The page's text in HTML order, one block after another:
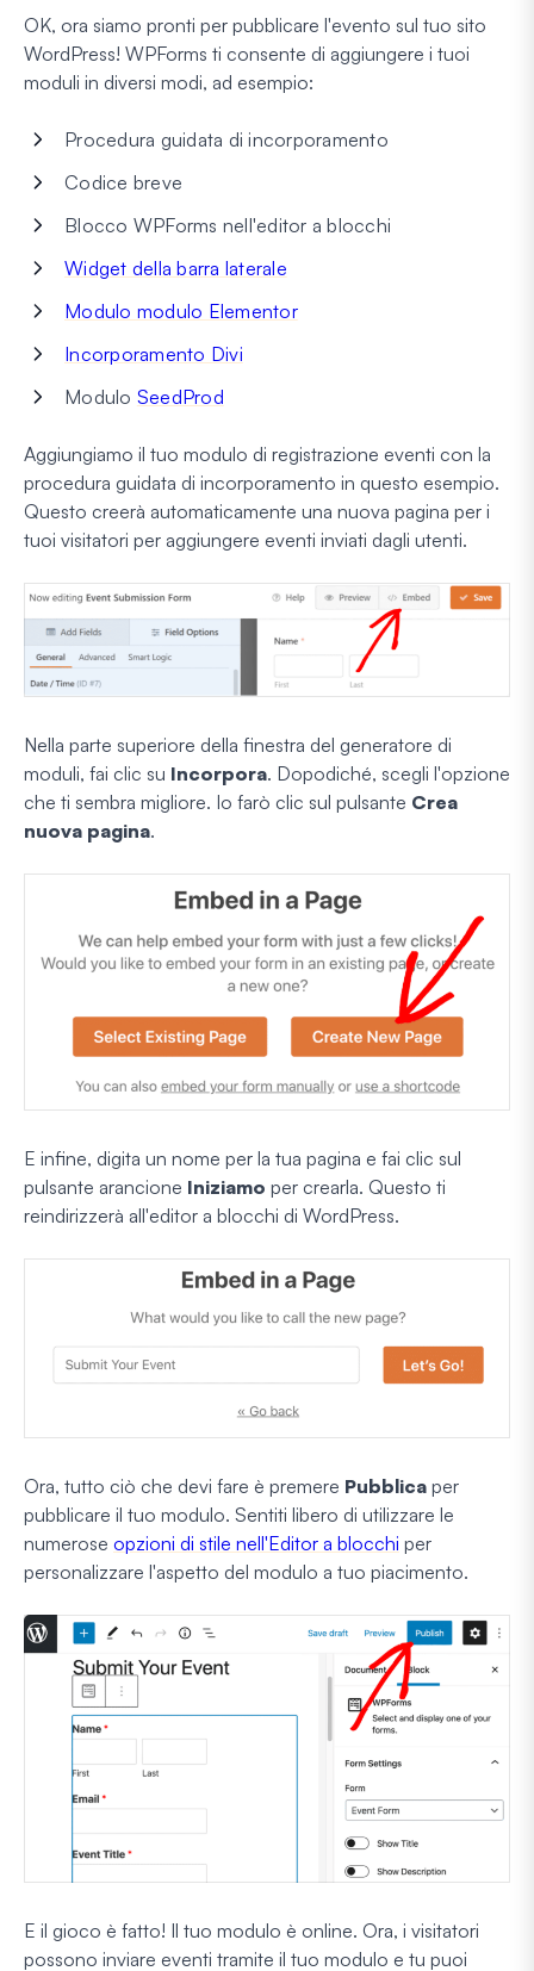
OK, ora siamo pronti per pubblicare l'evento sul tuo sito
WordPress! WPForms ti consente di aggiungere i tuoi
moduli in diversi modi, ad esempio:
Procedura guidata di incorporamento
Codice breve
Blocco WPForms nell'editor a blocchi
Widget della barra laterale
Modulo modulo Elementor
Incorporamento Divi
Modulo SeedProd
Aggiungiamo il tuo modulo di registrazione eventi con la
procedura guidata di incorporamento in questo esempio.
Questo creerà automaticamente una nuova pagina per i
tuoi visitatori per aggiungere eventi inviati dagli utenti.
Nella parte superiore della finestra del generatore di
moduli, fai clic su Incorpora. Dopodiché, scegli l'opzione
che ti sembra migliore. Io farò clic sul pulsante Crea
nuova pagina.
E infine, digita un nome per la tua pagina e fai clic sul
pulsante arancione Iniziamo per crearla. Questo ti
reindirizzerà all'editor a blocchi di WordPress.
Ora, tutto ciò che devi fare è premere Pubblica per
pubblicare il tuo modulo. Sentiti libero di utilizzare le
numerose opzioni di stile nell'Editor a blocchi per
personalizzare l'aspetto del modulo a tuo piacimento.
E il gioco è fatto! Il tuo modulo è online. Ora, i visitatori
possono inviare eventi tramite il tuo modulo e tu puoi